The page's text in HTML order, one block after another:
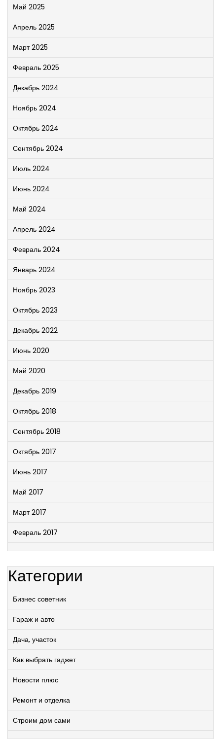
Май 2025
Апрель 2025
Март 2025
Февраль 2025
Декабрь 2024
Ноябрь 2024
Октябрь 2024
Сентябрь 2024
Июль 2024
Июнь 2024
Май 2024
Апрель 2024
Февраль 2024
Январь 2024
Ноябрь 2023
Октябрь 2023
Декабрь 2022
Июнь 2020
Май 2020
Декабрь 2019
Октябрь 2018
Сентябрь 2018
Октябрь 2017
Июнь 2017
Май 2017
Март 2017
Февраль 2017
Категории
Бизнес советник
Гараж и авто
Дача, участок
Как выбрать гаджет
Новости плюс
Ремонт и отделка
Строим дом сами